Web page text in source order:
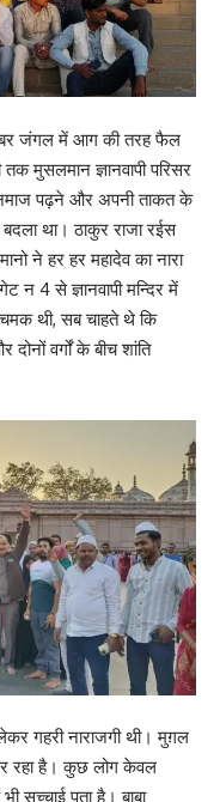
जंगल में आग की तरह फैल
मुसलमान ज्ञानवापी परिसर
पढ़ने और अपनी ताकत के
था। ठाकुर राजा रईस
ने हर हर महादेव का नारा
4 से ज्ञानवापी मन्दिर में
थी, सब चाहते थे कि
वर्गों के बीच शांति
गहरी नाराजगी थी। मुग़ल
रहा है। कुछ लोग केवल
सच्चाई पता है। बाबा